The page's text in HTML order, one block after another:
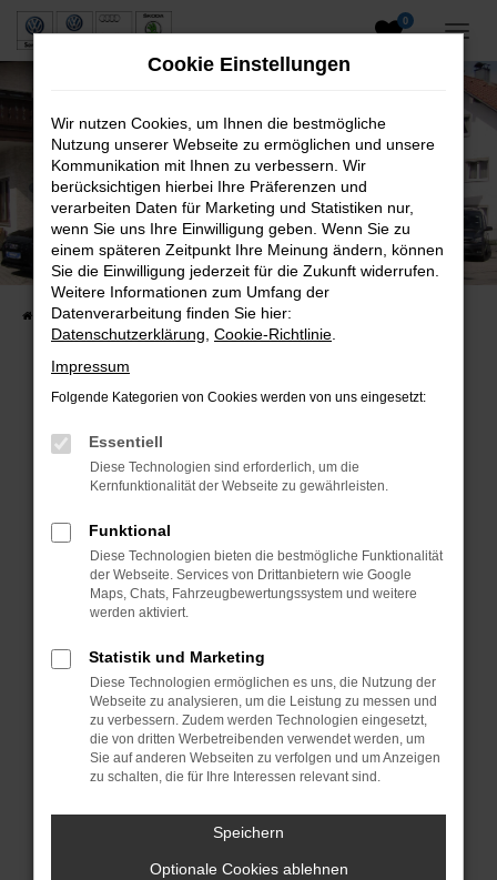
Zum
0
Neuwagen und Gebrauchtwagen
VW, VW Nutzfahrzeuge, Audi & Skoda
Startseite Fahrzeuge Fahrzeugsuche
Beim Laden ist ein Fehler aufgetreten.
Hier sind ein paar Tipps, die dir helfen können:
Überprüfe deine Firewall und deine
Internetverbindung.
Laden andere Webseiten, zum Beispiel deine
Suchmaschine?
Manche Erweiterungen, wie Werbeblocker,
können das Laden bestimmter Seiten
verhindern. Funktioniert die Seite in einem
anderen Browser oder in einem privaten
Fenster?
Starte dein Gerät neu.
Das kann manchmal helfen, vorübergehende
Probleme zu beheben.
Stelle sicher, dass dein Browser und dein
Cookie Einstellungen
Wir nutzen Cookies, um Ihnen die bestmögliche
Nutzung unserer Webseite zu ermöglichen und unsere
Kommunikation mit Ihnen zu verbessern. Wir
berücksichtigen hierbei Ihre Präferenzen und
verarbeiten Daten für Marketing und Statistiken nur,
wenn Sie uns Ihre Einwilligung geben. Wenn Sie zu
einem späteren Zeitpunkt Ihre Meinung ändern, können
Sie die Einwilligung jederzeit für die Zukunft widerrufen.
Weitere Informationen zum Umfang der
Datenverarbeitung finden Sie hier:
Datenschutzerklärung Cookie-Richtlinie
Impressum
Folgende Kategorien von Cookies werden von uns eingesetzt:
Essentiell
Diese Technologien sind erforderlich, um die
Kernfunktionalität der Webseite zu gewährleisten.
Funktional
Diese Technologien bieten die bestmögliche Funktionalität
der Webseite. Services von Drittanbietern wie Google
Maps, Chats, Fahrzeugbewertungssystem und weitere
werden aktiviert.
Statistik und Marketing
Diese Technologien ermöglichen es uns, die Nutzung der
Webseite zu analysieren, um die Leistung zu messen und
zu verbessern. Zudem werden Technologien eingesetzt,
die von dritten Werbetreibenden verwendet werden, um
Sie auf anderen Webseiten zu verfolgen und um Anzeigen
zu schalten, die für Ihre Interessen relevant sind.
Speichern
Optionale Cookies ablehnen